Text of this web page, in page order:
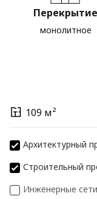
Перекрытие
монолитное
109 м²
Архитектурный
Строительный
Инженерные сети